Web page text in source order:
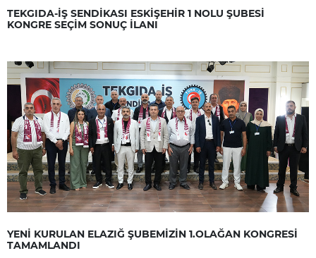
TEKGIDA-İŞ SENDİKASI ESKİŞEHİR 1 NOLU ŞUBESİ
KONGRE SEÇİM SONUÇ İLANI
YENİ KURULAN ELAZIĞ ŞUBEMİZİN 1.OLAĞAN KONGRESİ
TAMAMLANDI